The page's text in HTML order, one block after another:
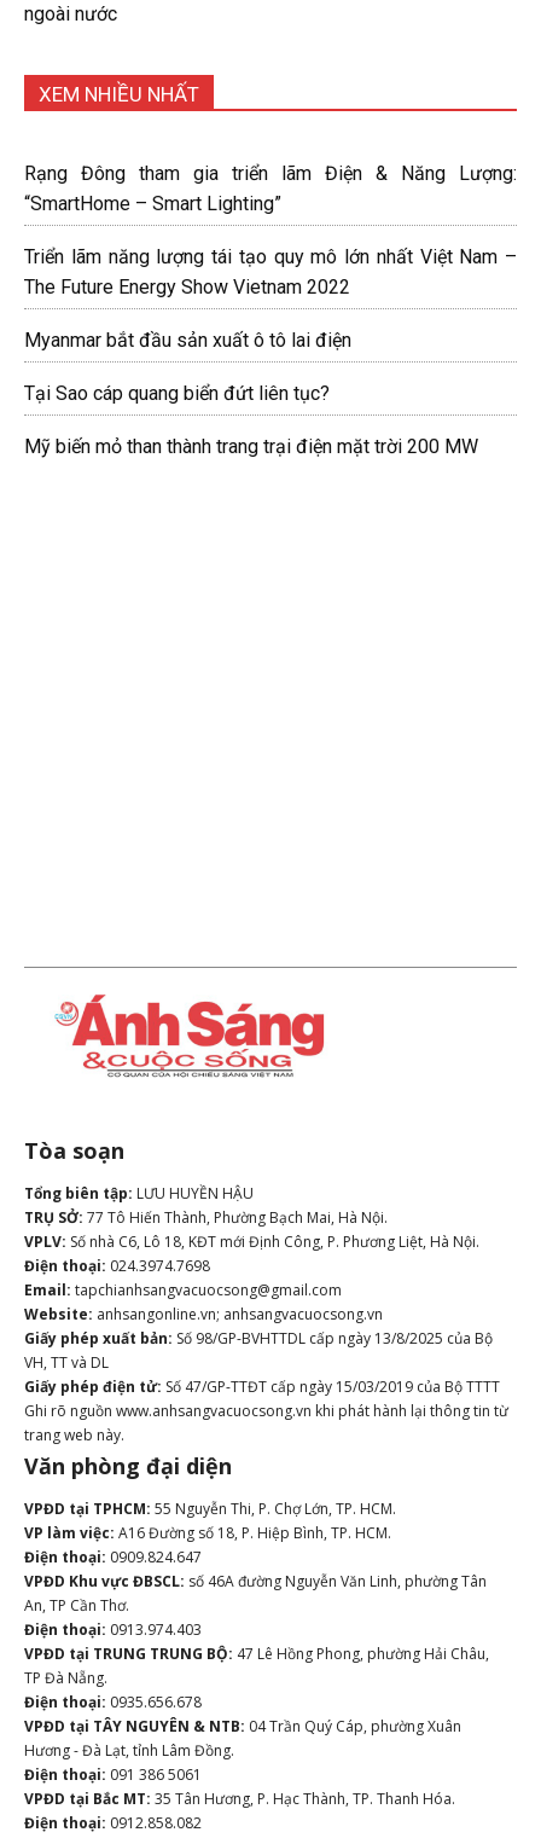
ngoài nước
XEM NHIỀU NHẤT
Rạng Đông tham gia triển lãm Điện & Năng Lượng:
“SmartHome – Smart Lighting”
Triển lãm năng lượng tái tạo quy mô lớn nhất Việt Nam –
The Future Energy Show Vietnam 2022
Myanmar bắt đầu sản xuất ô tô lai điện
Tại Sao cáp quang biển đứt liên tục?
Mỹ biến mỏ than thành trang trại điện mặt trời 200 MW
Tòa soạn
Tổng biên tập: LƯU HUYỀN HẬU
TRỤ SỞ: 77 Tô Hiến Thành, Phường Bạch Mai, Hà Nội.
VPLV: Số nhà C6, Lô 18, KĐT mới Định Công, P. Phương Liệt, Hà Nội.
Điện thoại: 024.3974.7698
Email: tapchianhsangvacuocsong@gmail.com
Website: anhsangonline.vn; anhsangvacuocsong.vn
Giấy phép xuất bản: Số 98/GP-BVHTTDL cấp ngày 13/8/2025 của Bộ
VH, TT và DL
Giấy phép điện tử: Số 47/GP-TTĐT cấp ngày 15/03/2019 của Bộ TTTT
Ghi rõ nguồn www.anhsangvacuocsong.vn khi phát hành lại thông tin từ
trang web này.
Văn phòng đại diện
VPĐD tại TPHCM: 55 Nguyễn Thi, P. Chợ Lớn, TP. HCM.
VP làm việc: A16 Đường số 18, P. Hiệp Bình, TP. HCM.
Điện thoại: 0909.824.647
VPĐD Khu vực ĐBSCL: số 46A đường Nguyễn Văn Linh, phường Tân
An, TP Cần Thơ.
Điện thoại: 0913.974.403
VPĐD tại TRUNG TRUNG BỘ: 47 Lê Hồng Phong, phường Hải Châu,
TP Đà Nẵng.
Điện thoại: 0935.656.678
VPĐD tại TÂY NGUYÊN & NTB: 04 Trần Quý Cáp, phường Xuân
Hương - Đà Lạt, tỉnh Lâm Đồng.
Điện thoại: 091 386 5061
VPĐD tại Bắc MT: 35 Tân Hương, P. Hạc Thành, TP. Thanh Hóa.
Điện thoại: 0912.858.082